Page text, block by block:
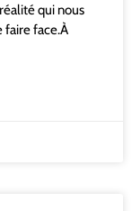
qui nous
faire face.À